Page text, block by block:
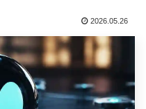
2026.05.26